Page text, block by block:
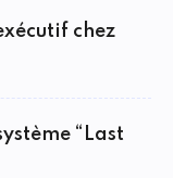
chez
“Last